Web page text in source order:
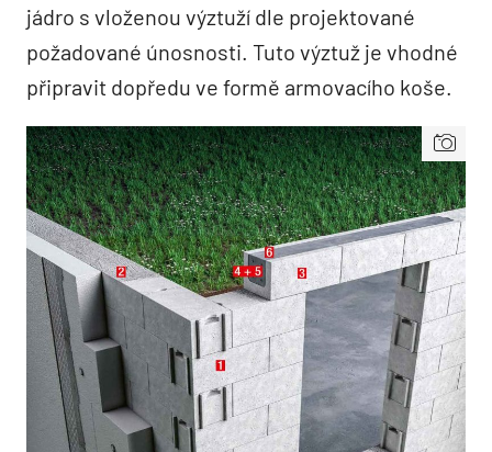
jádro s vloženou výztuží dle projektované
požadované únosnosti. Tuto výztuž je vhodné
připravit dopředu ve formě armovacího koše.